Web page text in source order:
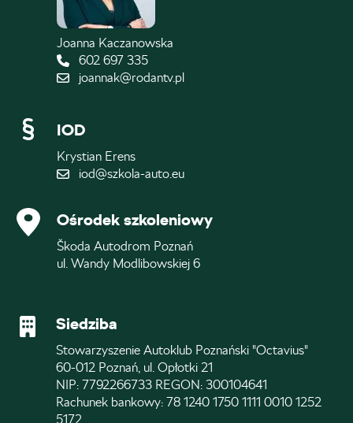
Joanna Kaczanowska
602 697 335
joannak@rodantv.pl
IOD
Krystian Erens
iod@szkola-auto.eu
Ośrodek szkoleniowy
Škoda Autodrom Poznań
ul. Wandy Modlibowskiej 6
Siedziba
Stowarzyszenie Autoklub Poznański "Octavius"
60-012 Poznań, ul. Opłotki 21
NIP: 7792266733 REGON: 300104641
Rachunek bankowy: 78 1240 1750 1111 0010 1252
5172